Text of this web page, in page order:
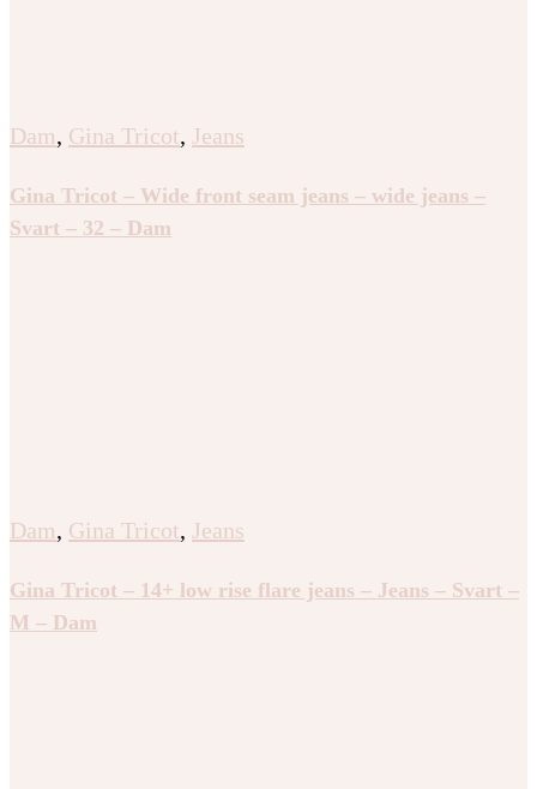
Dam, Gina Tricot, Jeans
Gina Tricot – Wide front seam jeans – wide jeans –
Svart – 32 – Dam
Dam, Gina Tricot, Jeans
Gina Tricot – 14+ low rise flare jeans – Jeans – Svart –
M – Dam